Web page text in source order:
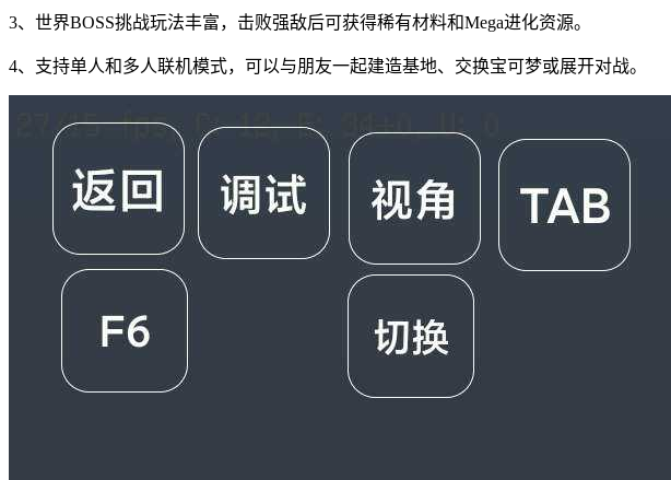
3、世界BOSS挑战玩法丰富，击败强敌后可获得稀有材料和Mega进化资源。
4、支持单人和多人联机模式，可以与朋友一起建造基地、交换宝可梦或展开对战。